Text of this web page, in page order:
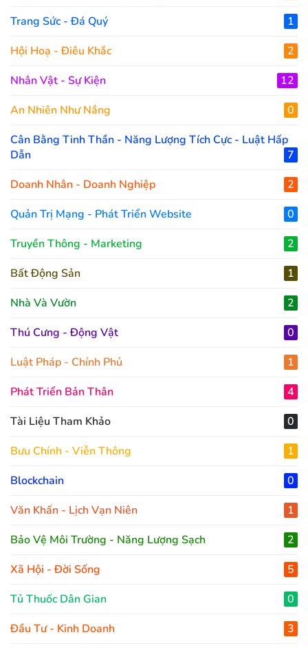
Trang Sức - Đá Quý
1
Hội Hoạ - Điêu Khắc
2
Nhân Vật - Sự Kiện
12
An Nhiên Như Nắng
0
Cân Bằng Tinh Thần - Năng Lượng Tích Cực - Luật Hấp
Dẫn
7
Doanh Nhân - Doanh Nghiệp
2
Quản Trị Mạng - Phát Triển Website
0
Truyền Thông - Marketing
2
Bất Động Sản
1
Nhà Và Vườn
2
Thú Cưng - Động Vật
0
Luật Pháp - Chính Phủ
1
Phát Triển Bản Thân
4
Tài Liệu Tham Khảo
0
Bưu Chính - Viễn Thông
1
Blockchain
0
Văn Khấn - Lịch Vạn Niên
1
Bảo Vệ Môi Trường - Năng Lượng Sạch
2
Xã Hội - Đời Sống
5
Tủ Thuốc Dân Gian
0
Đầu Tư - Kinh Doanh
3